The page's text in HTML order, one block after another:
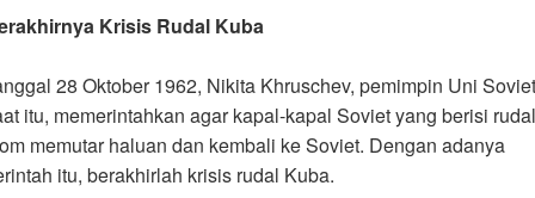
Krisis Rudal Kuba
28 Oktober 1962, Nikita Khruschev, pemimpin Uni Soviet
itu, memerintahkan agar kapal-kapal Soviet yang berisi rudal
memutar haluan dan kembali ke Soviet. Dengan adanya
itu, berakhirlah krisis rudal Kuba.